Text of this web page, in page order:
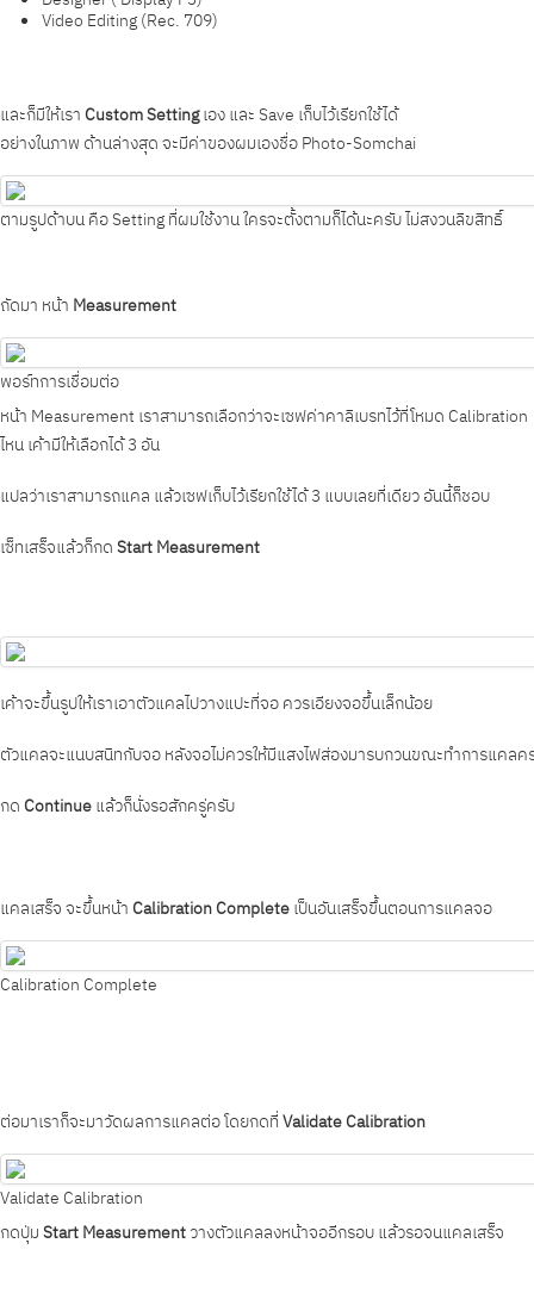
Video Editing (Rec. 709)
และก็มีให้เรา Custom Settingเอง และ Save เก็บไว้เรียกใช้ได้
อย่างในภาพ ด้านล่างสุด จะมีค่าของผมเองชื่อPhoto-Somchai
ตามรูปด้าบน คือ Setting ที่ผมใช้งาน ใครจะตั้งตามก็ได้นะครับ ไม่สงวนลิขสิทธิ์
ถัดมา หน้า Measurement
พอร์ทการเชื่อมต่อ
หน้า Measurement เราสามารถเลือกว่าจะเซฟค่าคาลิเบรทไว้ที่โหมด Calibration
ไหน เค้ามีให้เลือกได้ 3 อัน
แปลว่าเราสามารถแคล แล้วเซฟเก็บไว้เรียกใช้ได้ 3 แบบเลยที่เดียว อันนี้ก็ชอบ
เซ็ทเสร็จแล้วก็กดStart Measurement
เค้าจะขึ้นรูปให้เราเอาตัวแคลไปวางแปะที่จอ ควรเอียงจอขึ้นเล็กน้อย
ตัวแคลจะแนบสนิทกับจอ หลังจอไม่ควรให้มีแสงไฟส่องมารบกวนขณะทำการแคลค
กด Continueแล้วก็นั่งรอสักครู่ครับ
แคลเสร็จ จะขึ้นหน้า Calibration Completeเป็นอันเสร็จขึ้นตอนการแคลจอ
Calibration Complete
ต่อมาเราก็จะมาวัดผลการแคลต่อ โดยกดที่Validate Calibration
Validate Calibration
กดปุ่มStart Measurementวางตัวแคลลงหน้าจออีกรอบ แล้วรอจนแคลเสร็จ